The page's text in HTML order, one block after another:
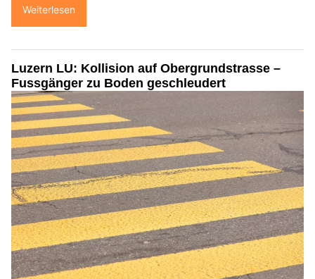
Weiterlesen
Luzern LU: Kollision auf Obergrundstrasse –
Fussgänger zu Boden geschleudert